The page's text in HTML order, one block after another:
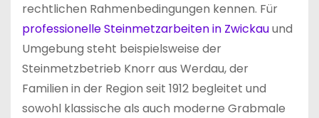
rechtlichen Rahmenbedingungen kennen. Für
professionelle Steinmetzarbeiten in Zwickauund
Umgebung steht beispielsweise der
Steinmetzbetrieb Knorr aus Werdau, der
Familien in der Region seit 1912 begleitet und
sowohl klassische als auch moderne Grabmale